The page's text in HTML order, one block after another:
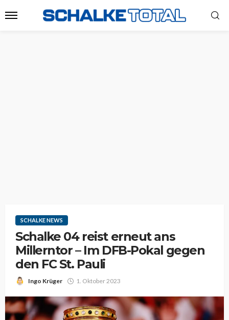
SCHALKE NEWS
Schalke 04 reist erneut ans
Millerntor – Im DFB-Pokal gegen
den FC St. Pauli
Ingo Krüger 1. Oktober 2023